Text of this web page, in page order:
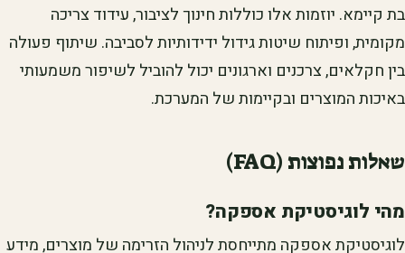
בת קיימא. יוזמות אלו כוללות חינוך לציבור, עידוד צריכה
מקומית, ופיתוח שיטות גידול ידידותיות לסביבה. שיתוף פעולה
בין חקלאים, צרכנים וארגונים יכול להוביל לשיפור משמעותי
באיכות המוצרים ובקיימות של המערכת.
שאלות נפוצות (FAQ)
מהי לוגיסטיקת אספקה?
לוגיסטיקת אספקה מתייחסת לניהול הזרימה של מוצרים, מידע